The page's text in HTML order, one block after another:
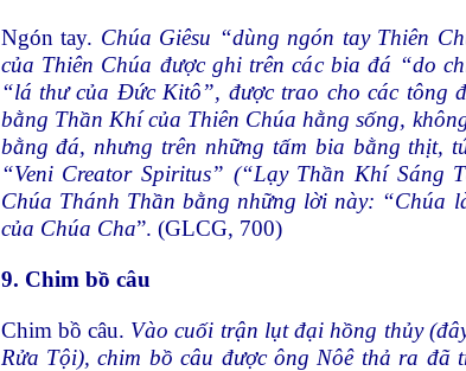
Ngón tay. Chúa Giêsu “dùng ngón tay Thiên
của Thiên Chúa được ghi trên các bia đá “do
“lá thư của Đức Kitô”, được trao cho các tông
bằng Thần Khí của Thiên Chúa hằng sống,
bằng đá, nhưng trên những tấm bia bằng thịt,
“Veni Creator Spiritus” (“Lạy Thần Khí Sáng
Chúa Thánh Thần bằng những lời này: “Chúa
của Chúa Cha”. (GLCG, 700)
9. Chim bồ câu
Chim bồ câu. Vào cuối trận lụt đại hồng thủy
Rửa Tội), chim bồ câu được ông Nôê thả ra đã